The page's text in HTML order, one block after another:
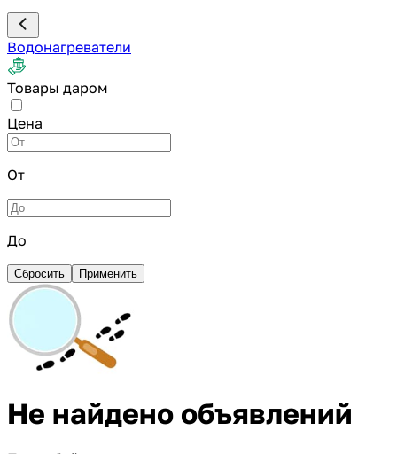
Водонагреватели
Товары даром
Цена
От
До
Сбросить Применить
Не найдено объявлений